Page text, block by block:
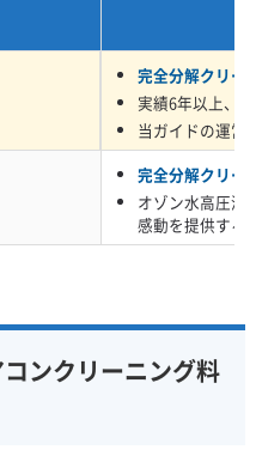
ただのホコリとはわ
と、スギやヒノキの
に入り込み、それを
内部で結露した水と
ある汚れに変化しま
湿ったりを繰り返す
てしまうのです。
完全分解クリー
実績6年以上、
当ガイドの運営
完全分解クリー
オゾン水高圧洗
感動を提供する
ンクリーニング料